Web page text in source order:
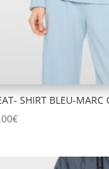
SHIRT BLEU-MARC
€